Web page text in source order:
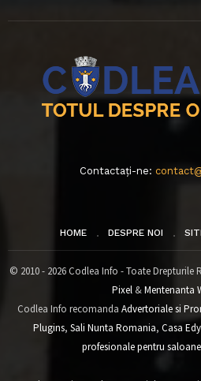
Contactați-ne:
HOME DESPRE NOI
© 2010 - 2026 Codlea Info - Toate Drepturile
Pixel&Mentenanta
Codlea Info recomanda Advertoriale si
Plugins, Sali Nunta Romania, Casa
profesionale pentru saloane